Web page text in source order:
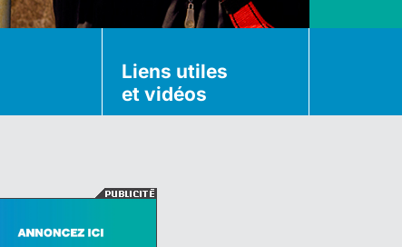
Liens utiles
et vidéos